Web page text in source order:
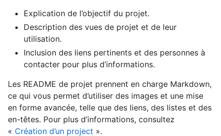
Explication de l’objectif du projet.
Description des vues de projet et de leur
utilisation.
Inclusion des liens pertinents et des personnes à
contacter pour plus d’informations.
Les README de projet prennent en charge Markdown,
ce qui vous permet d’utiliser des images et une mise
en forme avancée, telle que des liens, des listes et des
en-têtes. Pour plus d’informations, consultez
« Création d’un project ».